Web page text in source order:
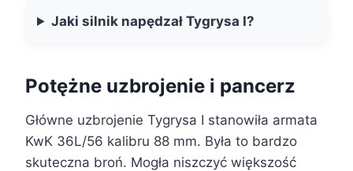
Jaki silnik napędzał Tygrysa I?
Potężne uzbrojenie i pancerz
Główne uzbrojenie Tygrysa I stanowiła armata
KwK 36L/56 kalibru 88 mm. Była to bardzo
skuteczna broń. Mogła niszczyć większość